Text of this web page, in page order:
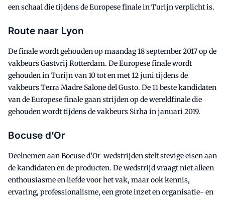
een schaal die tijdens de Europese finale in Turijn verplicht is.
Route naar Lyon
De finale wordt gehouden op maandag 18 september 2017 op de
vakbeurs Gastvrij Rotterdam. De Europese finale wordt
gehouden in Turijn van 10 tot en met 12 juni tijdens de
vakbeurs Terra Madre Salone del Gusto. De 11 beste kandidaten
van de Europese finale gaan strijden op de wereldfinale die
gehouden wordt tijdens de vakbeurs Sirha in januari 2019.
Bocuse d’Or
Deelnemen aan Bocuse d’Or-wedstrijden stelt stevige eisen aan
de kandidaten en de producten. De wedstrijd vraagt niet alleen
enthousiasme en liefde voor het vak, maar ook kennis,
ervaring, professionalisme, een grote inzet en organisatie- en